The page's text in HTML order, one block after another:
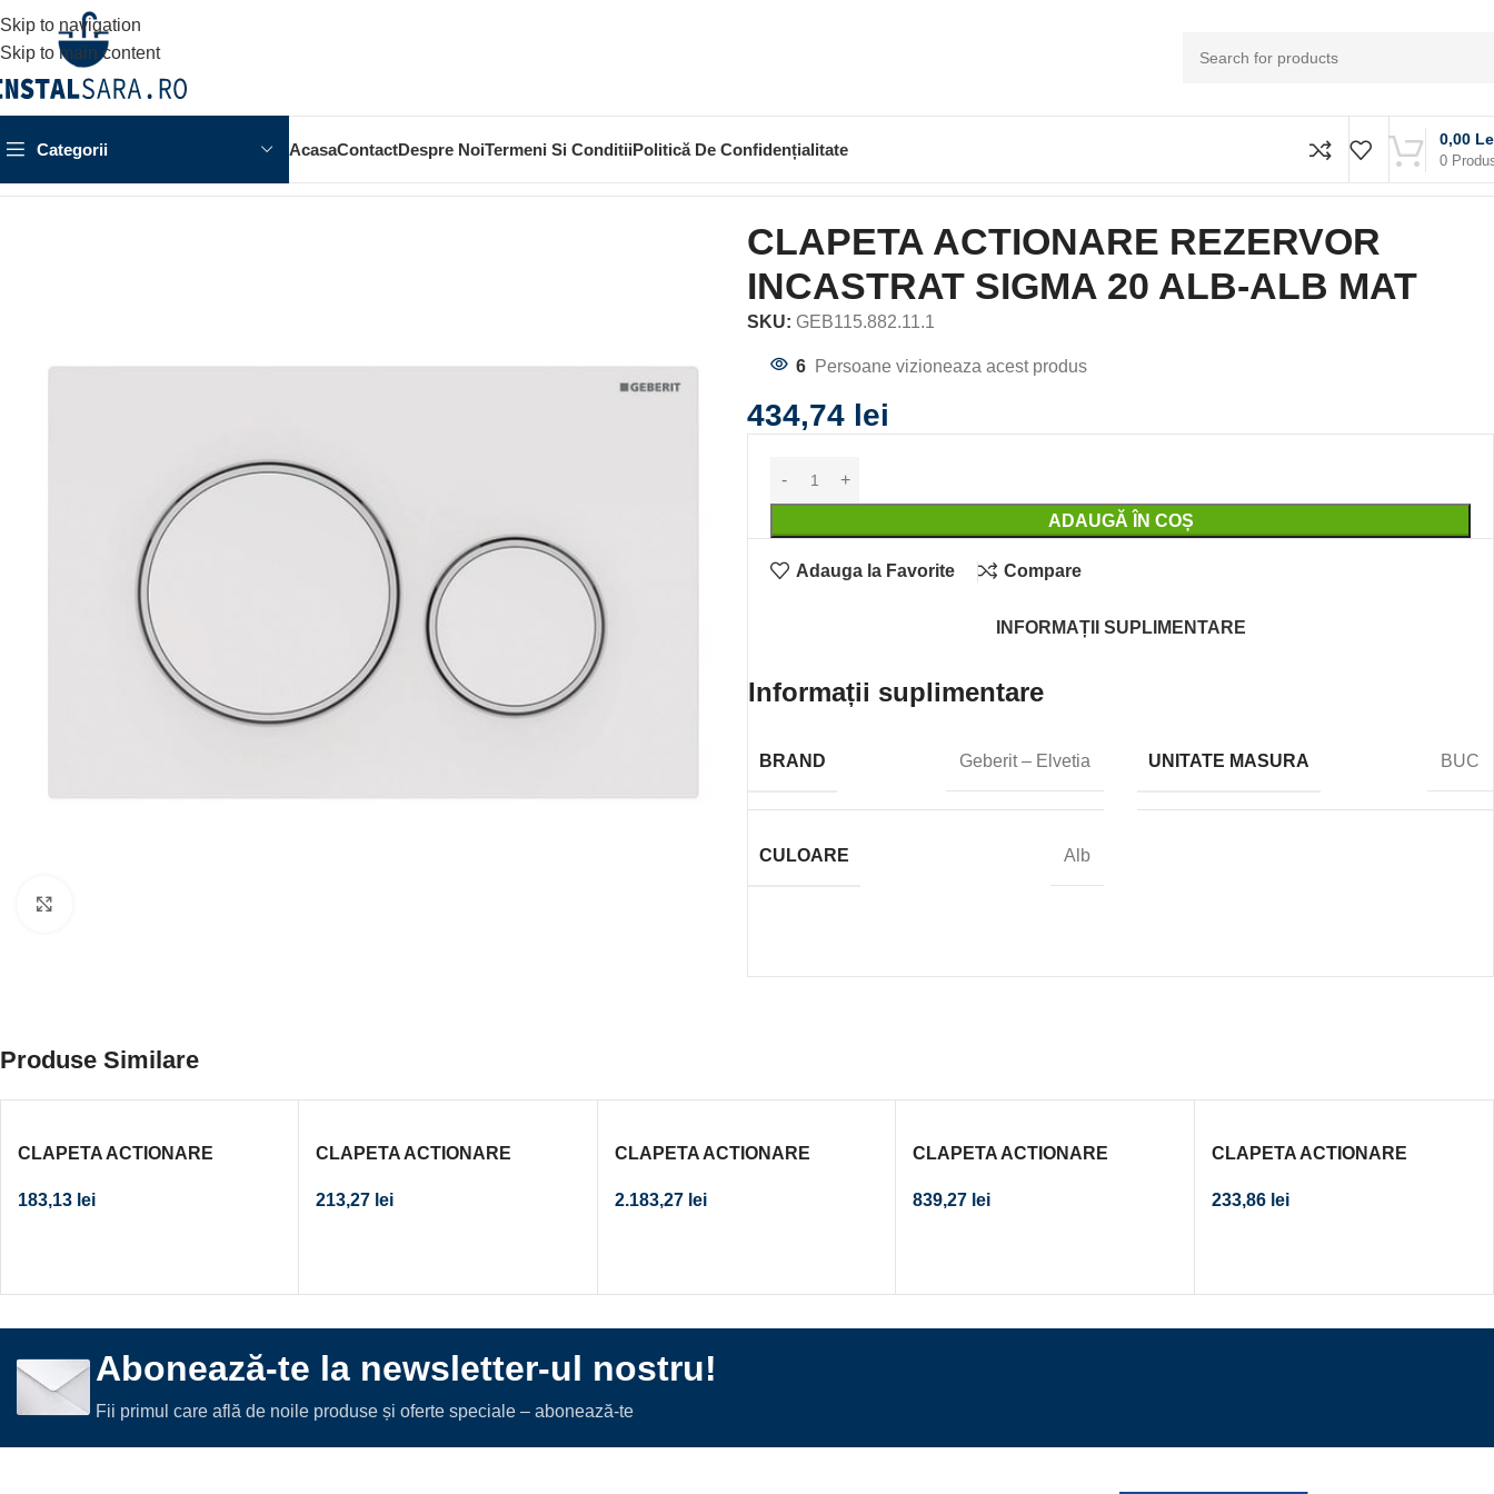
Skip to navigation
Skip to main content
Categorii AcasaContactDespre NoiTermeni Si ConditiiPolitică De Confidențialitate
0
0,00
CLAPETA ACTIONARE REZERVOR
INCASTRAT SIGMA 20 ALB-ALB MAT
SKU: GEB115.882.11.1
6 Persoane vizioneaza acest produs
434,74 lei
ADAUGĂ ÎN COȘ
Adauga la Favorite Compare
INFORMAȚII SUPLIMENTARE
Informații suplimentare
BRAND Geberit – Elvetia UNITATE MASURA BUC
CULOARE Alb
Produse Similare
CLAPETA ACTIONARE
DELTA21 ALBA CAL. I
183,13 lei
CLAPETA ACTIONARE
DELTA01 CROM MAT CAL. I
213,27 lei
CLAPETA ACTIONARE
OMEGA60 CROM MAT
2.183,27 lei
CLAPETA ACTIONARE
OMEGA 20 CROM MAT, EASY
839,27 lei
CLAPETA ACTIONARE
DELTA50 ALBA
233,86 lei
Abonează-te la newsletter-ul nostru!
Fii primul care află de noile produse și oferte speciale – abonează-te